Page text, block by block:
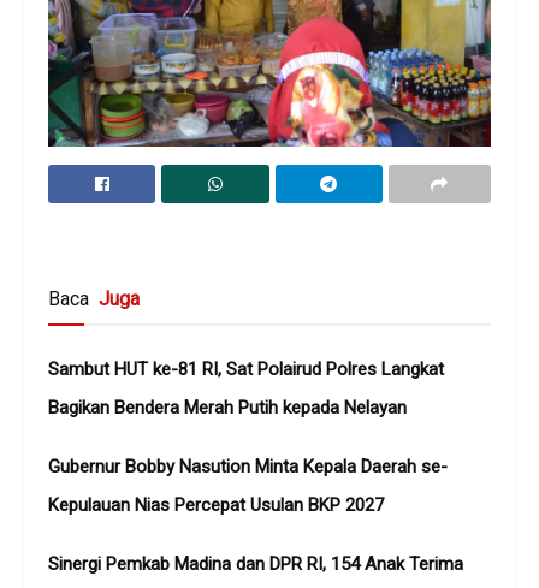
Baca Juga
Sambut HUT ke-81 RI, Sat Polairud Polres Langkat
Bagikan Bendera Merah Putih kepada Nelayan
Gubernur Bobby Nasution Minta Kepala Daerah se-
Kepulauan Nias Percepat Usulan BKP 2027
Sinergi Pemkab Madina dan DPR RI, 154 Anak Terima